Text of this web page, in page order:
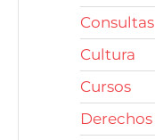
Consultas
Cultura
Cursos